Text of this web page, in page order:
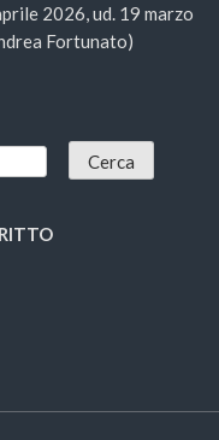
2026, ud. 19 marzo
Fortunato)